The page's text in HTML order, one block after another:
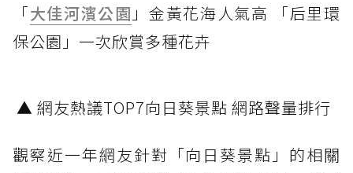
「大佳河濱公園 」金黃花海人氣高 「后里環
保公園」一次欣賞多種花卉
▲ 網友熱議TOP7向日葵景點 網路聲量排行
觀察近一年網友針對「向日葵景點」的相關